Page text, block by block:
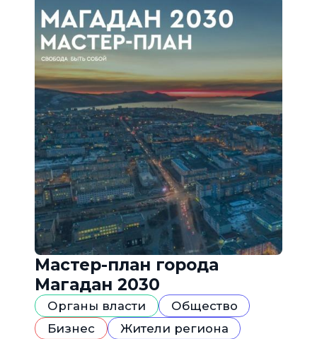
Мастер-план города
Магадан 2030
Органы власти
Общество
Бизнес
Жители региона